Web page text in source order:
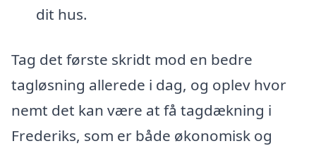
dit hus.
Tag det første skridt mod en bedre
tagløsning allerede i dag, og oplev hvor
nemt det kan være at få tagdækning i
Frederiks, som er både økonomisk og